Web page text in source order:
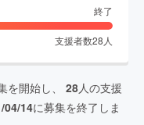
終了
支援者数28 人
を開始し、 28人の支援
04/14に募集を終了しま